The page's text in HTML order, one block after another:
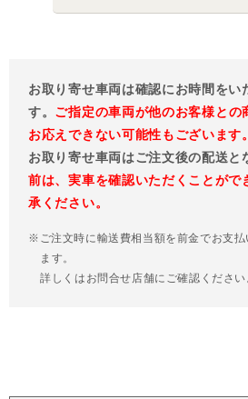
お取り寄せ車両は確認にお時間をい
す。 ご指定の車両が他のお客様との
お応えできない可能性もございます。
お取り寄せ車両はご注文後の配送と
前は、実車を確認いただくことがで
承ください。
※ご注文時に輸送費相当額を前金でお支
ます。
詳しくはお問合せ店舗にご確認ください